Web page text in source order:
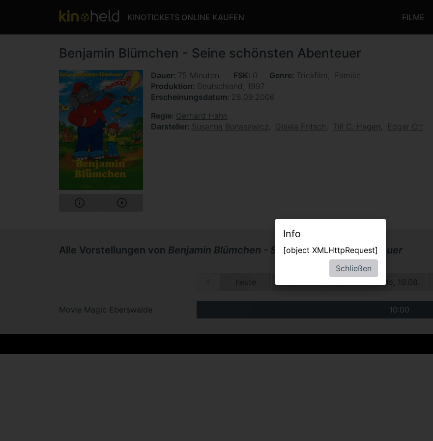
KINOTICKETS ONLINE KAUFEN FILME
Benjamin Blümchen - Seine schönsten Abenteuer
Dauer 75 Minuten FSK 0 Genre Trickfilm
Familie
Produktion Deutschland, 1997
Erscheinungsdatum 28.09.2006
Regie Gerhard Hahn
Darsteller Susanna Bonasewicz Gisela Fritsch Till C. Hagen Edgar Ott
Alle Vorstellungen von Benjamin Blümchen - Seine schönsten Abenteuer
heute Mo, 10.08.
Movie Magic Eberswalde 10:00
Info
[object XMLHttpRequest]
Schließen